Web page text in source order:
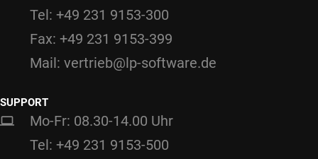
Tel: +49 231 9153-300
Fax: +49 231 9153-399
Mail: vertrieb@lp-software.de
SUPPORT
Mo-Fr: 08.30-14.00 Uhr
Tel: +49 231 9153-500